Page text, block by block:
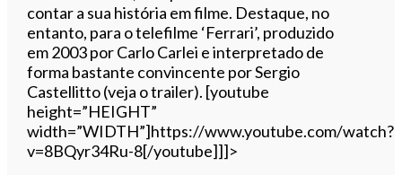
contar a sua história em filme. Destaque, no
entanto, para o telefilme ‘Ferrari’, produzido
em 2003 por Carlo Carlei e interpretado de
forma bastante convincente por Sergio
Castellitto (veja o trailer). [youtube
height=”HEIGHT”
width=”WIDTH”]https://www.youtube.com/watch?
v=8BQyr34Ru-8[/youtube]]]>